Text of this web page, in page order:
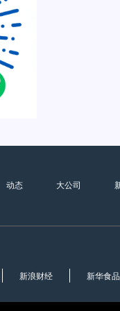
动态 大公司
新浪财经 新华食品